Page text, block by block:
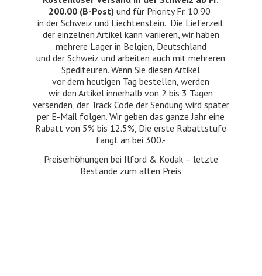
200.00 (B-Post) und für Priority Fr. 10.90
in der Schweiz und Liechtenstein. Die Lieferzeit
der einzelnen Artikel kann variieren, wir haben
mehrere Lager in Belgien, Deutschland
und der Schweiz und arbeiten auch mit mehreren
Spediteuren. Wenn Sie diesen Artikel
vor dem heutigen Tag bestellen, werden
wir den Artikel innerhalb von 2 bis 3 Tagen
versenden, der Track Code der Sendung wird später
per E-Mail folgen. Wir geben das ganze Jahr eine
Rabatt von 5% bis 12.5%, Die erste Rabattstufe
fängt an bei 300.-
Preiserhöhungen bei Ilford & Kodak – letzte
Bestände zumalten Preis